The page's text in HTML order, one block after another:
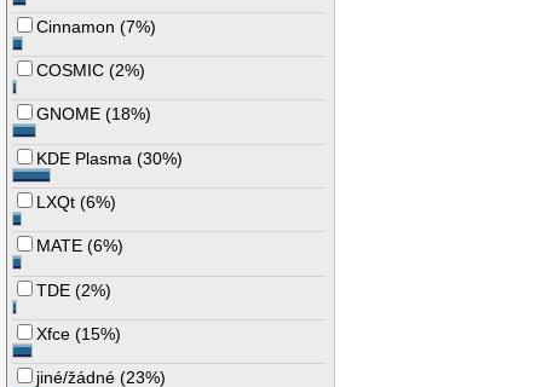
Cinnamon (7%)
COSMIC (2%)
GNOME (18%)
KDE Plasma (30%)
LXQt (6%)
MATE (6%)
TDE (2%)
Xfce (15%)
jiné/žádné (23%)